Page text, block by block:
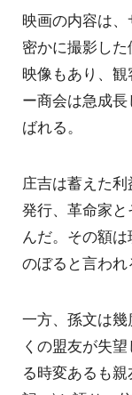
映画の内容は、
密かに撮影し
映像もあり、
ー商会は急成
ばれる。
庄吉は蓄えた
発行、革命家
んだ。その額
のぼると言われ
一方、孫文は
くの盟友が失
る時変あるも